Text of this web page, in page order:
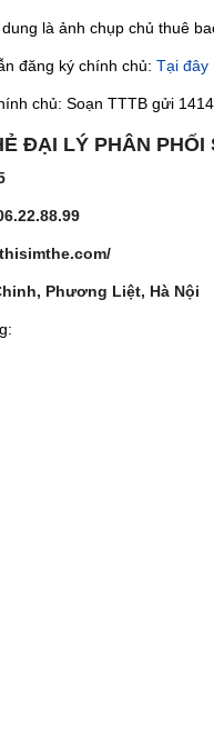
là ảnh chụp chủ thuê
đăng ký chính chủ: Tại đây
chủ: Soạn TTTB gửi
ĐẠI LÝ PHÂN PHỐI
Phương Liệt, Hà Nội